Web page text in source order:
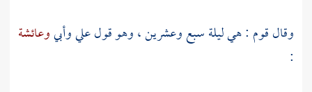
وقال قوم : هي ليلة سبع وعشرين ، وهو قولعليوأبيوعائشة
: